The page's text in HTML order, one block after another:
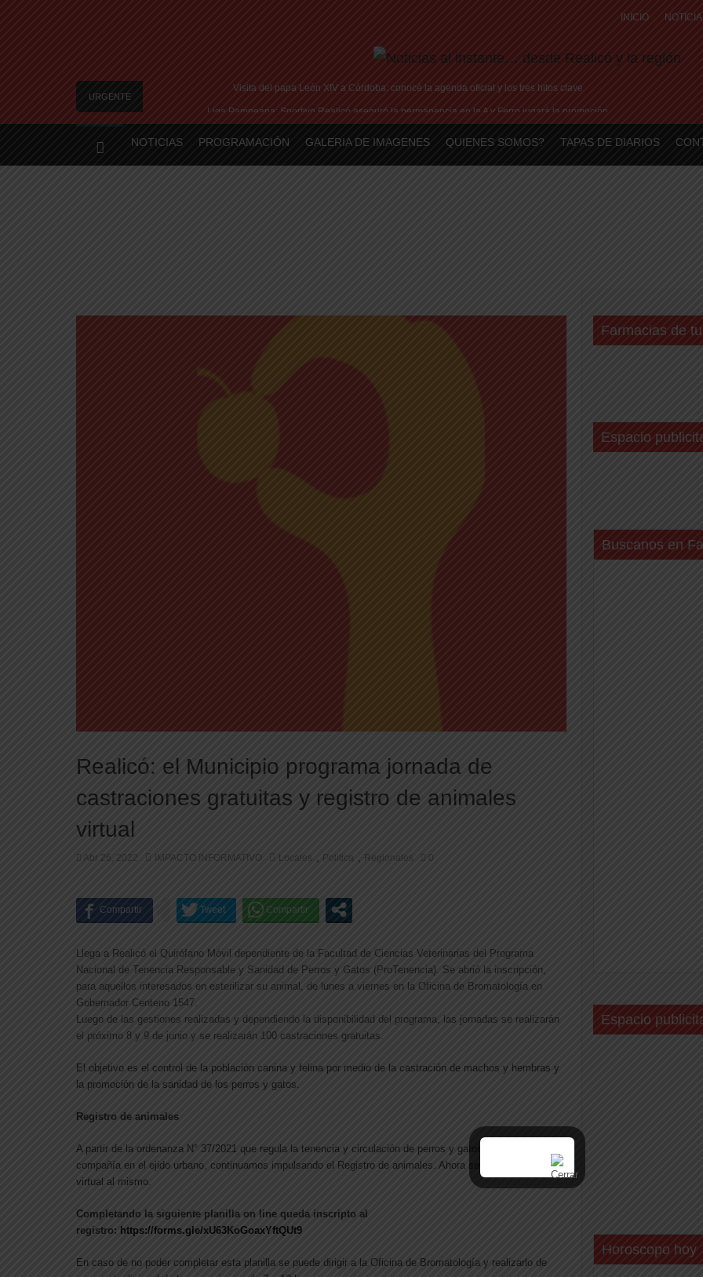
INICIO
URGENTE
Visita del papa León XIV a Córdoba: conocé la agenda oficial y los tres hitos clave
Liga Pampeana: Sportivo Realicó aseguró la permanencia en la A y Ferro jugará la promoción
Confirman la visita del papa León XIV a la Argentina para noviembre de 2026
NOTICIAS PROGRAMACIÓN GALERIA DE IMAGENES QUIENES SOMOS? TAPAS DE DIARIOS
Realicó: el Municipio programa jornada de
castraciones gratuitas y registro de animales
virtual
Abr 26, 2022 IMPACTO INFORMATIVO Locales , Politica , Regionales 0
Llega a Realicó el Quirófano Móvil dependiente de la Facultad de Ciencias Veterinarias del Programa
Nacional de Tenencia Responsable y Sanidad de Perros y Gatos (ProTenencia). Se abrió la inscripción,
para aquellos interesados en esterilizar su animal, de lunes a viernes en la Oficina de Bromatología en
Gobernador Centeno 1547.
Luego de las gestiones realizadas y dependiendo la disponibilidad del programa, las jornadas se realizarán
el próximo 8 y 9 de junio y se realizarán 100 castraciones gratuitas.
El objetivo es el control de la población canina y felina por medio de la castración de machos y hembras y
la promoción de la sanidad de los perros y gatos.
Registro de animales
A partir de la ordenanza N° 37/2021 que regula la tenencia y circulación de perros y gatos o animales de
compañía en el ejido urbano, continuamos impulsando el Registro de animales. Ahora se anexa una opción
virtual al mismo.
Completando la siguiente planilla on line queda inscripto al
registro: https://forms.gle/xU63KoGoaxYftQUt9
En caso de no poder completar esta planilla se puede dirigir a la Oficina de Bromatología y realizarlo de
Farmacias de
Espacio
Buscanos en
Espacio
Horoscopo hoy